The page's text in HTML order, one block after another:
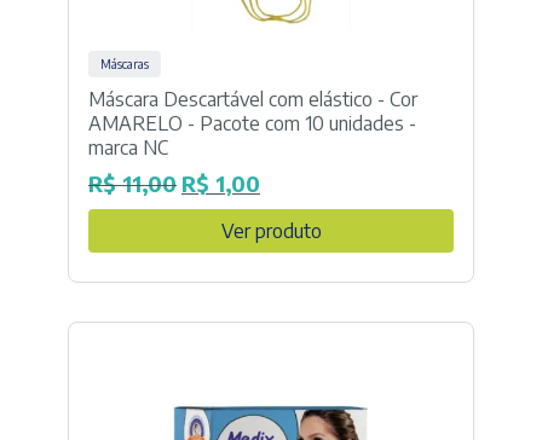
Máscaras
Máscara Descartável com elástico - Cor
AMARELO - Pacote com 10 unidades -
marca NC
R$11,00 O
preço
original
R$ 1,00
preço
atual
Ver produto